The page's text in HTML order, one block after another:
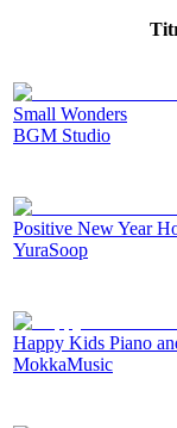
Small Wonders
BGM Studio
Positive New Year
YuraSoop
Happy Kids Piano
MokkaMusic